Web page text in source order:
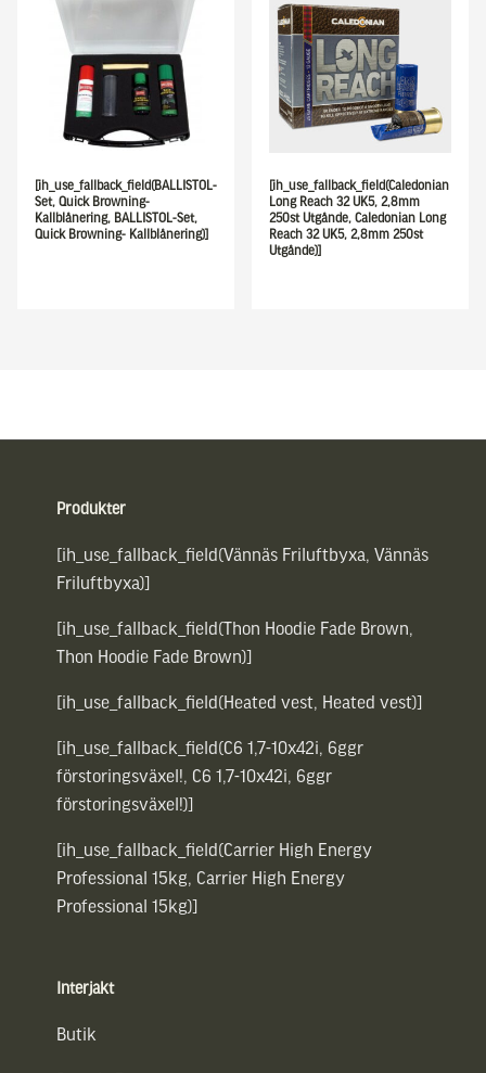
[ih_use_fallback_field(BALLISTOL-
Set, Quick Browning-
Kallblånering, BALLISTOL-Set,
Quick Browning- Kallblånering)]
[ih_use_fallback_field(Caledonian
Long Reach 32 UK5, 2,8mm
250st Utgånde, Caledonian Long
Reach 32 UK5, 2,8mm 250st
Utgånde)]
Produkter
[ih_use_fallback_field(Vännäs Friluftbyxa, Vännäs
Friluftbyxa)]
[ih_use_fallback_field(Thon Hoodie Fade Brown,
Thon Hoodie Fade Brown)]
[ih_use_fallback_field(Heated vest, Heated vest)]
[ih_use_fallback_field(C6 1,7-10x42i, 6ggr
förstoringsväxel!, C6 1,7-10x42i, 6ggr
förstoringsväxel!)]
[ih_use_fallback_field(Carrier High Energy
Professional 15kg, Carrier High Energy
Professional 15kg)]
Interjakt
Butik